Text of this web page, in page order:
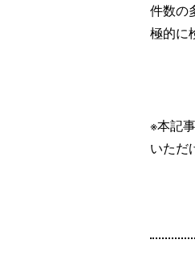
件数の
極的に
※本記
いただ